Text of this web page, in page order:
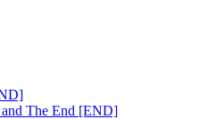
The End [END]